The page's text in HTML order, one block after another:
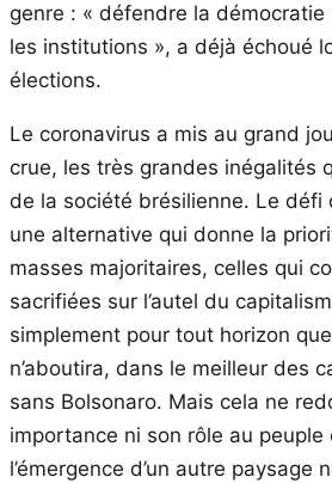
genre : « défendre la démocratie
les institutions », a déjà échoué
élections.
Le coronavirus a mis au grand
crue, les très grandes inégalités
de la société brésilienne. Le défi
une alternative qui donne la
masses majoritaires, celles qui
sacrifiées sur l’autel du
simplement pour tout horizon
n’aboutira, dans le meilleur des
sans Bolsonaro. Mais cela ne
importance ni son rôle au peuple
l’émergence d’un autre paysage